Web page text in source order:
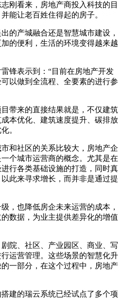
看来，房地产商投入科技的目
能让老百姓住得起的房子。
产城融合还是智慧城市建设，
的便利，生活的环境变得越来越
表示到：“目前在房地产开发
以做到全流程、全要素的进行参
来的直接结果就是，不仅建筑
本优化、建筑速度提升、碳排放
。
社区的关系比较大，房地产企
个城市运营商的概念。尤其是在
行各类基础设施的打造，同时真
此来寻求增长，而并非是通过提
也降低房企未来运营的成本，
数据，为业主提供差异化的增值
、社区、产业园区、商业、写
运营管理。这些场景的智慧化升
一部分，在这个过程中，房地产
的瑞云系统已经试点了多个项